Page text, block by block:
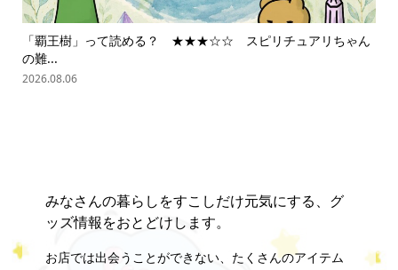
「覇王樹」って読める？ ★★★☆☆ スピリチュアリちゃん
の難...
2026.08.06
みなさんの暮らしをすこしだけ元気にする、グ
ッズ情報をおとどけします。
お店では出会うことができない、たくさんのアイテム